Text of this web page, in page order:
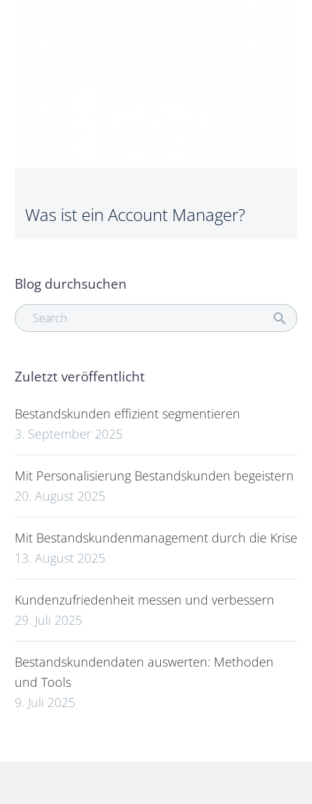
Was ist ein Account Manager?
Blog durchsuchen
Zuletzt veröffentlicht
Bestandskunden effizient segmentieren
3. September 2025
Mit Personalisierung Bestandskunden begeistern
20. August 2025
Mit Bestandskundenmanagement durch die Krise
13. August 2025
Kundenzufriedenheit messen und verbessern
29. Juli 2025
Bestandskundendaten auswerten: Methoden
und Tools
9. Juli 2025